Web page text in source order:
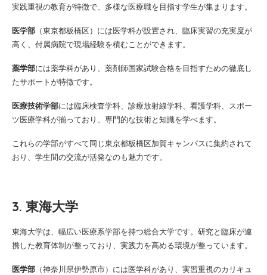
実践重視の教育が特徴で、多様な医療職を目指す学生が集まります。
医学部 （東京都板橋区）には医学科が設置され、臨床実習の充実度が
高く、付属病院で現場経験を積むことができます。
薬学部には薬学科があり、薬剤師国家試験合格を目指すための徹底し
たサポートが特徴です。
医療技術学部には臨床検査学科、診療放射線学科、看護学科、スポー
ツ医療学科が揃っており、専門的な技術と知識を学べます。
これらの学部がすべて同じ東京都板橋区加賀キャンパスに集約されて
おり、学生間の交流が活発なのも魅力です。
3. 東海大学
東海大学は、幅広い医療系学部を持つ総合大学です。研究と臨床が連
携した教育体制が整っており、実践力を高める環境が整っています。
医学部 （神奈川県伊勢原市）には医学科があり、実習重視のカリキュ